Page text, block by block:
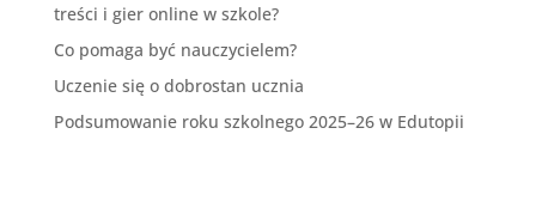
treści i gier online w szkole?
Co pomaga być nauczycielem?
Uczenie się o dobrostan ucznia
Podsumowanie roku szkolnego 2025–26 w Edutopii